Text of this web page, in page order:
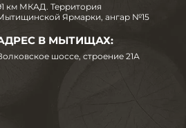
км МКАД. Территория
Ярмарки, ангар №15
В МЫТИЩАХ:
шоссе, строение 21А